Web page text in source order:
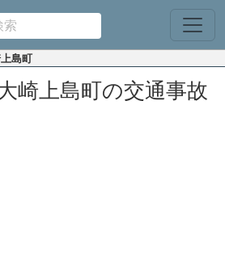
島町
崎上島町の交通事故